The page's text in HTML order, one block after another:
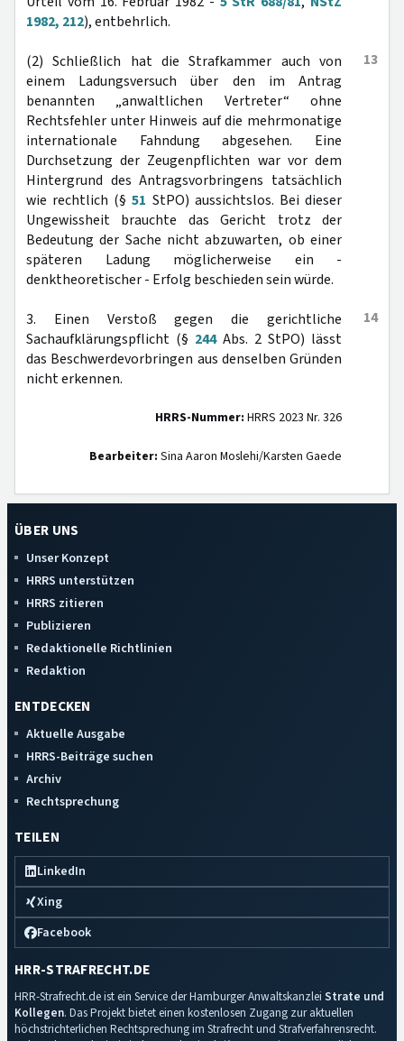
1982, 212), entbehrlich.
13
(2) Schließlich hat die Strafkammer auch von
einem Ladungsversuch über den im Antrag
benannten „anwaltlichen Vertreter“ ohne
Rechtsfehler unter Hinweis auf die mehrmonatige
internationale Fahndung abgesehen. Eine
Durchsetzung der Zeugenpflichten war vor dem
Hintergrund des Antragsvorbringens tatsächlich
wie rechtlich (§51 StPO) aussichtslos. Bei dieser
Ungewissheit brauchte das Gericht trotz der
Bedeutung der Sache nicht abzuwarten, ob einer
späteren Ladung möglicherweise ein -
denktheoretischer - Erfolg beschieden sein würde.
14
3. Einen Verstoß gegen die gerichtliche
Sachaufklärungspflicht (§ 244Abs. 2 StPO) lässt
das Beschwerdevorbringen aus denselben Gründen
nicht erkennen.
HRRS-Nummer: HRRS 2023 Nr. 326
Bearbeiter: Sina Aaron Moslehi/Karsten Gaede
ÜBER UNS
Unser Konzept
HRRS unterstützen
HRRS zitieren
Publizieren
Redaktionelle Richtlinien
Redaktion
ENTDECKEN
Aktuelle Ausgabe
HRRS-Beiträge suchen
Archiv
Rechtsprechung
TEILEN
LinkedIn
Xing
Facebook
HRR-STRAFRECHT.DE
HRR-Strafrecht.de ist ein Service der Hamburger Anwaltskanzlei Strate und
Kollegen. Das Projekt bietet einen kostenlosen Zugang zur aktuellen
höchstrichterlichen Rechtsprechung im Strafrecht und Strafverfahrensrecht.